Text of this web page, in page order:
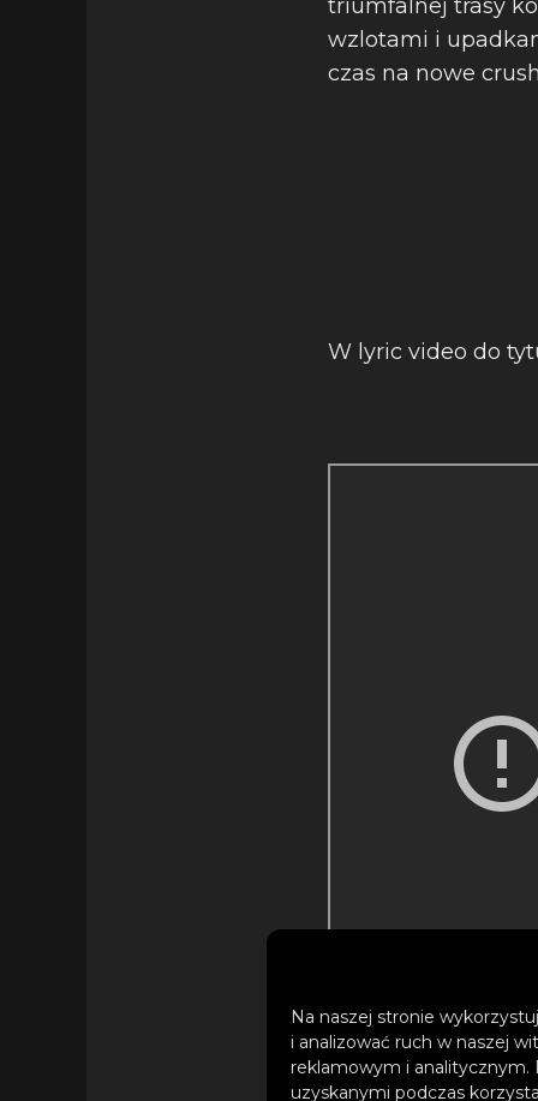
Na naszej stronie
i analizować ruch w naszej
reklamowym i
uzyskanymi podczas
triumfalnej trasy
wzlotami i
czas na nowe
W lyric video do